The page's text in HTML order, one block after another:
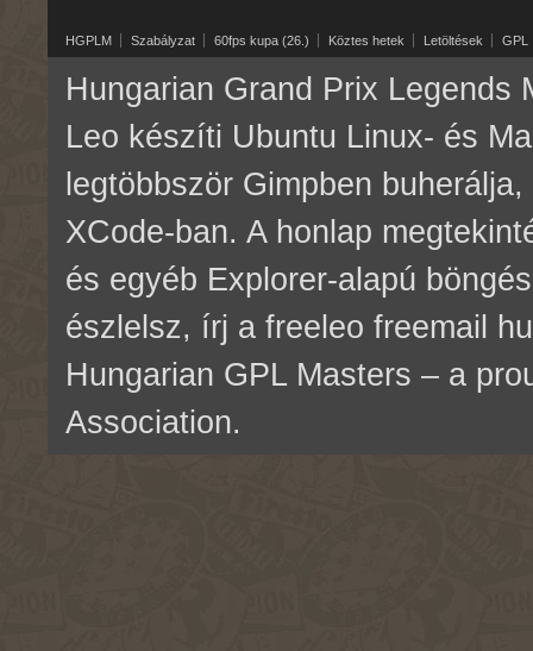
HGPLM Szabályzat 60fps kupa (26.) Köztes hetek Letöltések GPL
Hungarian Grand Prix Legends
Leo készíti Ubuntu Linux- és
legtöbbször Gimpben
XCode-ban. A honlap
és egyéb Explorer-alapú
észlelsz, írj a freeleo freemail
Hungarian GPL Masters – a
Association.